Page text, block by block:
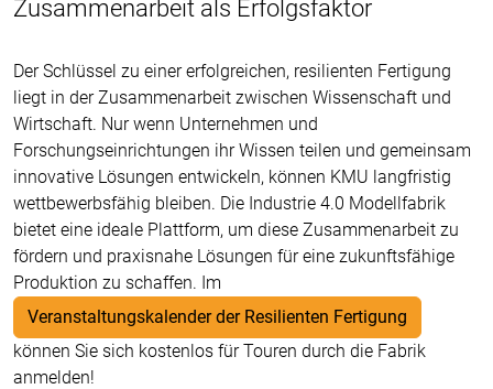
Zusammenarbeit als Erfolgsfaktor
Der Schlüssel zu einer erfolgreichen, resilienten Fertigung
liegt in der Zusammenarbeit zwischen Wissenschaft und
Wirtschaft. Nur wenn Unternehmen und
Forschungseinrichtungen ihr Wissen teilen und gemeinsam
innovative Lösungen entwickeln, können KMU langfristig
wettbewerbsfähig bleiben. Die Industrie 4.0 Modellfabrik
bietet eine ideale Plattform, um diese Zusammenarbeit zu
fördern und praxisnahe Lösungen für eine zukunftsfähige
Produktion zu schaffen. Im
Veranstaltungskalender der Resilienten Fertigung
können Sie sich kostenlos für Touren durch die Fabrik
anmelden!